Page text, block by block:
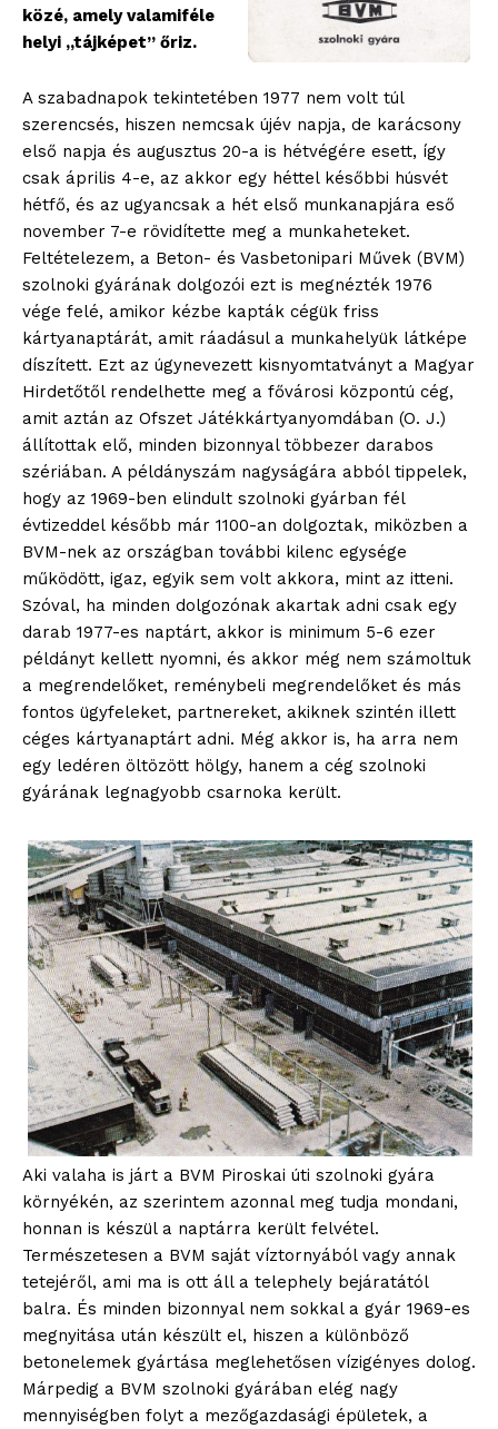
közé, amely valamiféle
helyi „tájképet” őriz.
A szabadnapok tekintetében 1977 nem volt túl
szerencsés, hiszen nemcsak újév napja, de karácsony
első napja és augusztus 20-a is hétvégére esett, így
csak április 4-e, az akkor egy héttel későbbi húsvét
hétfő, és az ugyancsak a hét első munkanapjára eső
november 7-e rövidítette meg a munkaheteket.
Feltételezem, a Beton- és Vasbetonipari Művek (BVM)
szolnoki gyárának dolgozói ezt is megnézték 1976
vége felé, amikor kézbe kapták cégük friss
kártyanaptárát, amit ráadásul a munkahelyük látképe
díszített. Ezt az úgynevezett kisnyomtatványt a Magyar
Hirdetőtől rendelhette meg a fővárosi központú cég,
amit aztán az Ofszet Játékkártyanyomdában (O. J.)
állítottak elő, minden bizonnyal többezer darabos
szériában. A példányszám nagyságára abból tippelek,
hogy az 1969-ben elindult szolnoki gyárban fél
évtizeddel később már 1100-an dolgoztak, miközben a
BVM-nek az országban további kilenc egysége
működött, igaz, egyik sem volt akkora, mint az itteni.
Szóval, ha minden dolgozónak akartak adni csak egy
darab 1977-es naptárt, akkor is minimum 5-6 ezer
példányt kellett nyomni, és akkor még nem számoltuk
a megrendelőket, reménybeli megrendelőket és más
fontos ügyfeleket, partnereket, akiknek szintén illett
céges kártyanaptárt adni. Még akkor is, ha arra nem
egy ledéren öltözött hölgy, hanem a cég szolnoki
gyárának legnagyobb csarnoka került.
Aki valaha is járt a BVM Piroskai úti szolnoki gyára
környékén, az szerintem azonnal meg tudja mondani,
honnan is készül a naptárra került felvétel.
Természetesen a BVM saját víztornyából vagy annak
tetejéről, ami ma is ott áll a telephely bejáratától
balra. És minden bizonnyal nem sokkal a gyár 1969-es
megnyitása után készült el, hiszen a különböző
betonelemek gyártása meglehetősen vízigényes dolog.
Márpedig a BVM szolnoki gyárában elég nagy
mennyiségben folyt a mezőgazdasági épületek, a